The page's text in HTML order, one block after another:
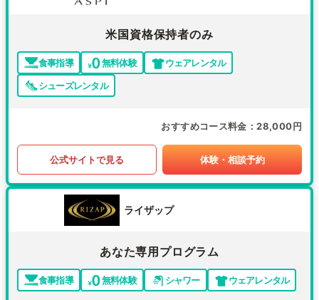
米国資格保持者のみ
食事指導 無料体験
ウェアレンタル
シューズレンタル
おすすめコース料金 28,000円
公式サイトで見る 体験・相談予約
ライザップ
あなた専用プログラム
食事指導 無料体験 シャワー ウェアレンタル